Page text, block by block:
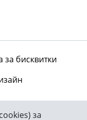
за бисквитки
за